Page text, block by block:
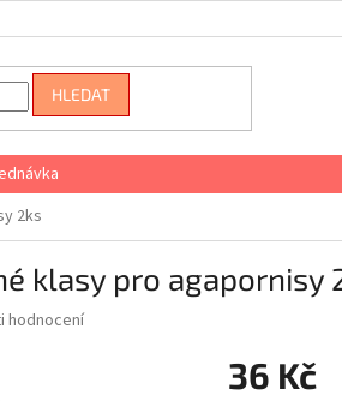
HLEDAT
2ks
klasy pro agapornisy
hodnocení
36 Kč